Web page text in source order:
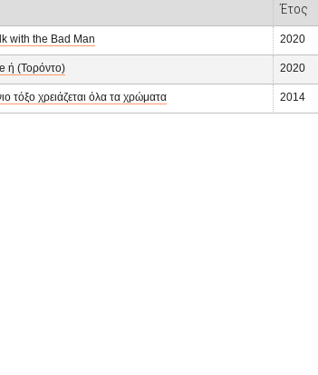
Έτος
with the Bad Man 2020
ή (Τορόντο) 2020
τόξο χρειάζεται όλα τα χρώματα 2014